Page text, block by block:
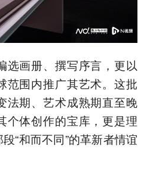
选画册、撰写序言，更以
范围内推广其艺术。这批
法期、艺术成熟期直至晚
个体创作的宝库，更是理
“和而不同”的革新者情谊